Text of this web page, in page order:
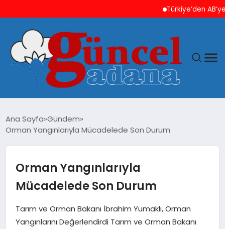
Türkiye’den AB’ye
YAŞAM
MAGAZIN
Ana Sayfa Gündem
Orman Yangınlarıyla Mücadelede Son Durum
Orman Yangınlarıyla
Mücadelede Son Durum
Tarım ve Orman Bakanı İbrahim Yumaklı, Orman
Yangınlarını Değerlendirdi Tarım ve Orman Bakanı